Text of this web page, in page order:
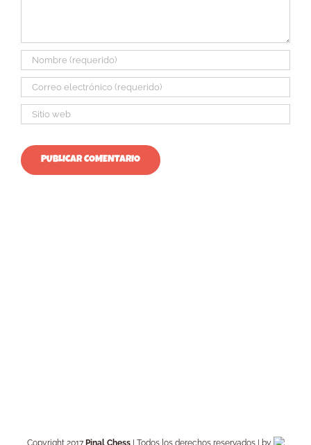
Copyright 2017 Pinal Chess| Todos los derechos reservados | by